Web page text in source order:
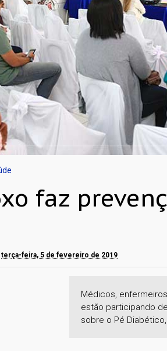
faz
terça-feira, 5 de fevereiro de 2019
Médicos,
estão participando
sobre o Pé